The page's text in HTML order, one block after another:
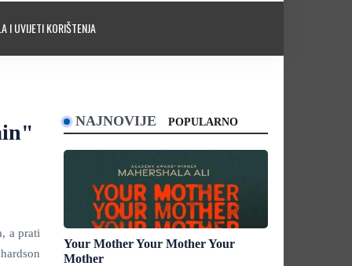
I UVIJETI KORIŠTENJA
a prati
NAJNOVIJE POPULARNO
Your Mother Your Mother Your
Mother